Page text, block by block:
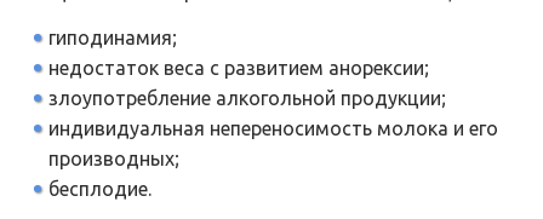
гиподинамия;
недостаток веса с развитием анорексии;
злоупотребление алкогольной продукции;
индивидуальная непереносимость молока и его
производных;
бесплодие.